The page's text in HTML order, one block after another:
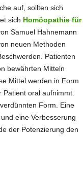
auf, sollten sich
sich Homöopathie für
Samuel Hahnemann
neuen Methoden
Patienten
bewährten Mitteln
Mittel werden in Form
oral aufnimmt.
Form. Eine
eine Verbesserung
der Potenzierung den